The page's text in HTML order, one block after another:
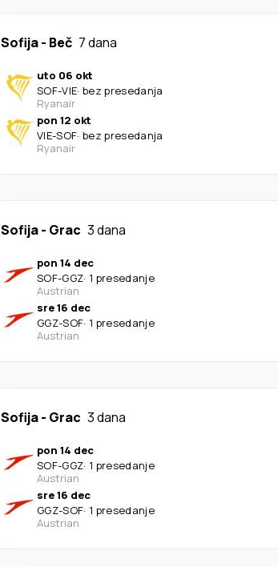
Sofija- Beč 7 dana
uto 06 okt
SOF-VIE· bez presedanja
Ryanair
pon 12 okt
VIE-SOF· bez presedanja
Ryanair
Sofija- Grac 3 dana
pon 14 dec
SOF-GGZ· 1 presedanje
Austrian
sre 16 dec
GGZ-SOF· 1 presedanje
Austrian
Sofija- Grac 3 dana
pon 14 dec
SOF-GGZ· 1 presedanje
Austrian
sre 16 dec
GGZ-SOF· 1 presedanje
Austrian